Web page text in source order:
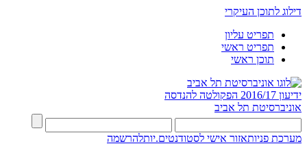
דילוג לתוכן העיקרי
תפריט עליון
תפריט ראשי
תוכן ראשי
ידיעון 2016/17
הפקולטה להנדסה
אוניברסיטת תל אביב
מערכת פניותאזור אישי לסטודנטים.יותלהרשמה